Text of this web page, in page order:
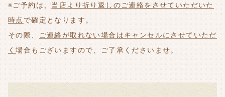
※ご予約は、 当店より折り返しのご連絡をさせていただいた
時点 で確定となります。
その際、
ご連絡が取れない場合はキャンセルにさせていただ
く場合もございますので、ご了承くださいませ。